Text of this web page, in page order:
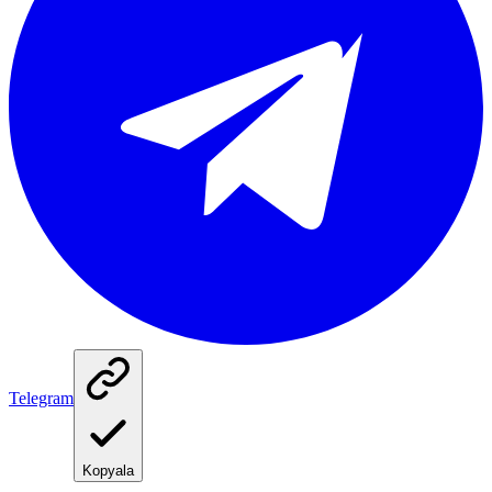
Telegram
Kopyala